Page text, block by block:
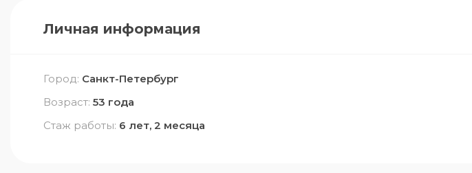
Личная информация
Город: Санкт-Петербург
Возраст: 53 года
Стаж работы: 6 лет, 2 месяца